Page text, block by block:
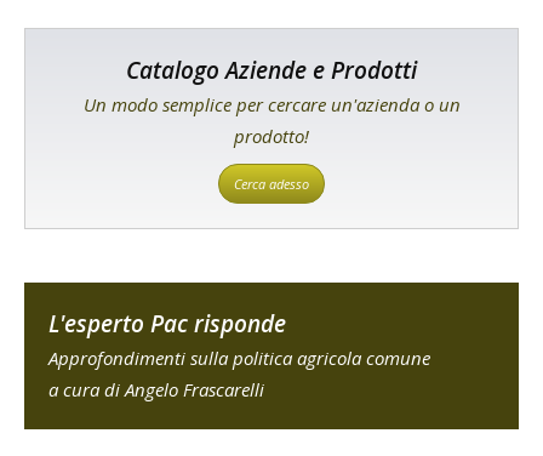
Catalogo Aziende e Prodotti
Un modo semplice per cercare un'azienda o un
prodotto!
Cerca adesso
L'esperto Pac risponde
Approfondimenti sulla politica agricola comune
a cura di Angelo Frascarelli